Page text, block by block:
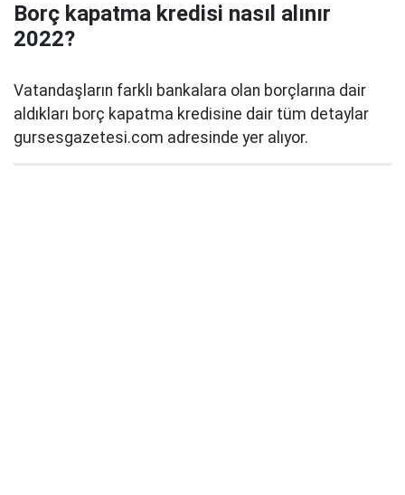
Borç kapatma kredisi nasıl alınır
2022?
Vatandaşların farklı bankalara olan borçlarına dair
aldıkları borç kapatma kredisine dair tüm detaylar
gursesgazetesi.com adresinde yer alıyor.